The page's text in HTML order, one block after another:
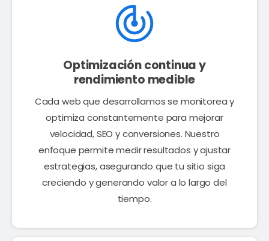
Optimización continua y
rendimiento medible
Cada web que desarrollamos se monitorea y
optimiza constantemente para mejorar
velocidad, SEO y conversiones. Nuestro
enfoque permite medir resultados y ajustar
estrategias, asegurando que tu sitio siga
creciendo y generando valor a lo largo del
tiempo.